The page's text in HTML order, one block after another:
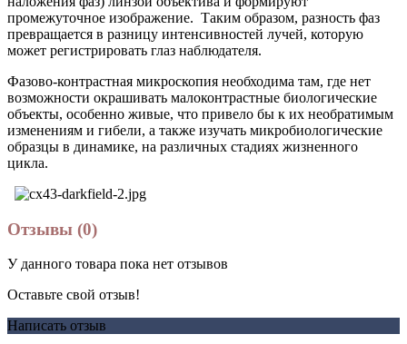
промежуточное изображение. Таким образом, разность фаз
превращается в разницу интенсивностей лучей, которую
может регистрировать глаз наблюдателя.
Фазово-контрастная микроскопия необходима там, где нет
возможности окрашивать малоконтрастные биологические
объекты, особенно живые, что привело бы к их необратимым
изменениям и гибели, а также изучать микробиологические
образцы в динамике, на различных стадиях жизненного
цикла.
Отзывы (0)
У данного товара пока нет отзывов
Оставьте свой отзыв!
Написать отзыв